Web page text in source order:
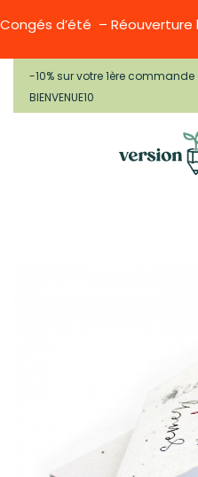
Congés d’été – Réouverture
-10% sur votre 1ère
BIENVENUE10